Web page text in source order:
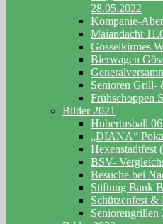
28.05.2022
Kompanie-
Maiandacht
Gösselkirmes
Bierwagen
Senioren Grill-
Frühschoppen
Bilder 2021
Hubertusball
„DIANA“
Hexenstadtfest
BSV-
Besuche bei
Stiftung Bank
Schützenfest &
Seniorengrillen